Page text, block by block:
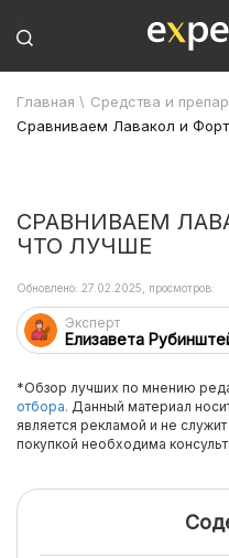
Главная \ Средства и
Сравниваем Лавакол и
СРАВНИВАЕМ
ЧТО ЛУЧШЕ
Эксперт
Елизавета
Обновлено: 27.02.2025, просмотров:
*Обзор лучших по мнению
отбора. Данный материал
является рекламой и не
покупкой необходима